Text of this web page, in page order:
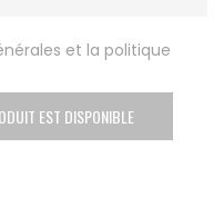
et la politique
EST DISPONIBLE